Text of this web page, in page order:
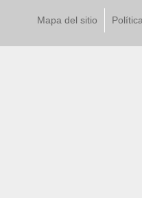
Mapa del sitio